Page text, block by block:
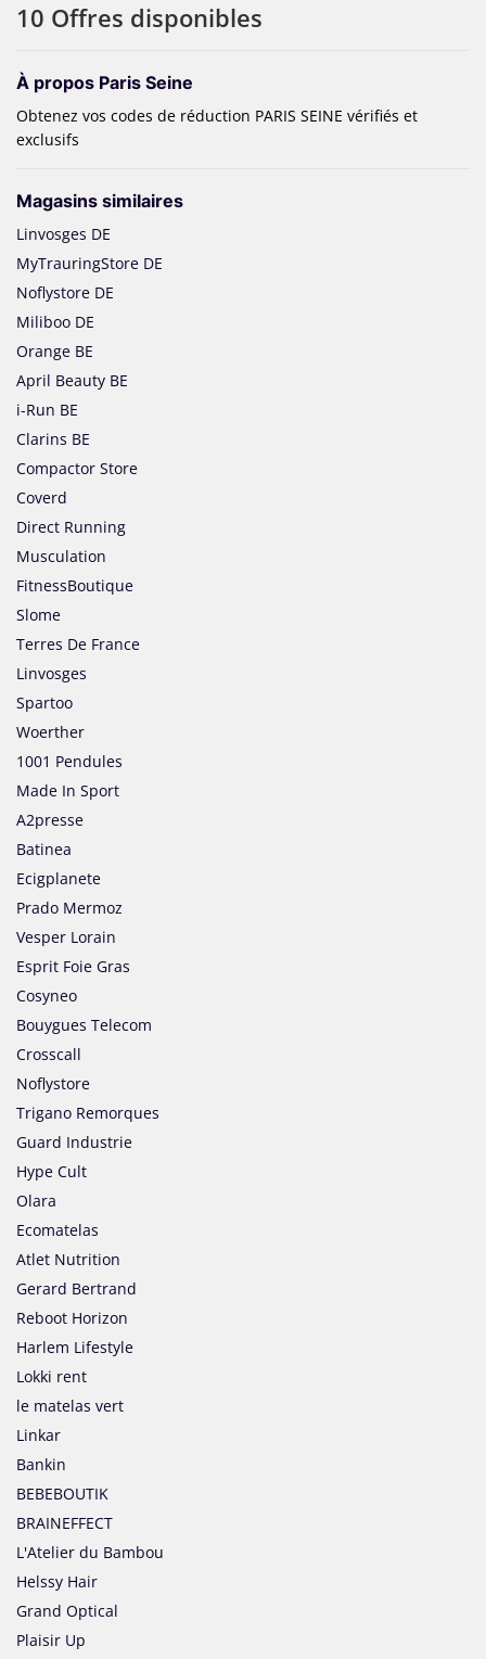
10 Offres disponibles
À propos Paris Seine
Obtenez vos codes de réduction PARIS SEINE vérifiés et
exclusifs
Magasins similaires
Linvosges DE
MyTrauringStore DE
Noflystore DE
Miliboo DE
Orange BE
April Beauty BE
i-Run BE
Clarins BE
Compactor Store
Coverd
Direct Running
Musculation
FitnessBoutique
Slome
Terres De France
Linvosges
Spartoo
Woerther
1001 Pendules
Made In Sport
A2presse
Batinea
Ecigplanete
Prado Mermoz
Vesper Lorain
Esprit Foie Gras
Cosyneo
Bouygues Telecom
Crosscall
Noflystore
Trigano Remorques
Guard Industrie
Hype Cult
Olara
Ecomatelas
Atlet Nutrition
Gerard Bertrand
Reboot Horizon
Harlem Lifestyle
Lokki rent
le matelas vert
Linkar
Bankin
BEBEBOUTIK
BRAINEFFECT
L'Atelier du Bambou
Helssy Hair
Grand Optical
Plaisir Up